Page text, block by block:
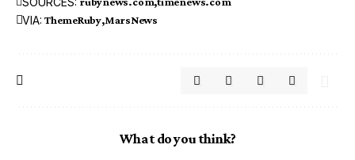
VIA: ThemeRuby MarsNews
What do you think?